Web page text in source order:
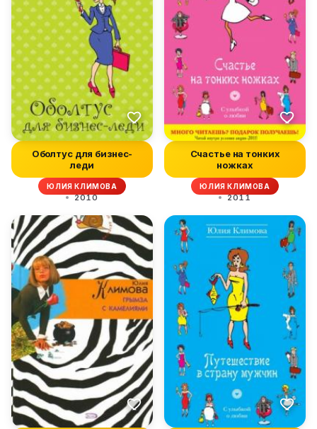
Оболтус для бизнес-
леди
ЮЛИЯ КЛИМОВА
2010
Счастье на тонких
ножках
ЮЛИЯ КЛИМОВА
2011